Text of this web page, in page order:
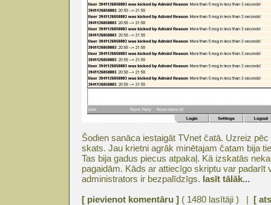
Šodien sanāca iestaigāt TVnet čatā. Uzreiz
skats. Jau krietni agrāk minētajam čatam bija
Tas bija gadus piecus atpakaļ. Kā izskatās
pagaidām. Kāds ar attiecīgo skriptu var padarīt
administrators ir bezpalīdzīgs. lasīt tālāk...
[ pievienot komentāru ] ( 1480 lasītāji ) | [